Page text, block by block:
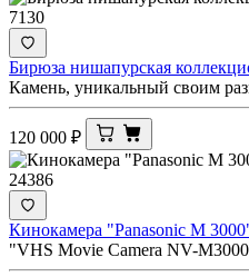
7130
Бирюза нишапурская
Камень, уникальный своим
120 000 ₽
24386
Кинокамера "Panasonic M
"VHS Movie Camera NV-